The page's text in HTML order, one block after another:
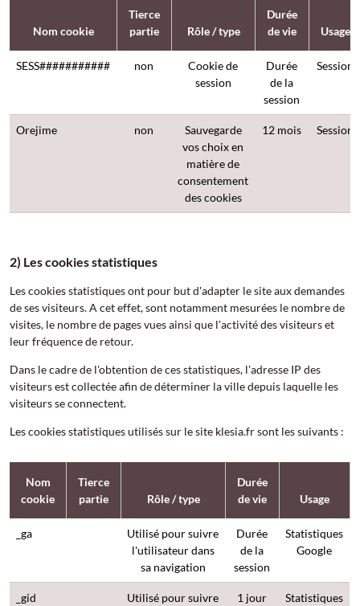
Nom cookie
Tierce
partie
Rôle / type
Durée
de vie
Usage
SESS########### non
Cookie de
session
Durée
de la
session
Session
Orejime non
Sauvegarde
vos choix en
matière de
consentement
des cookies
12 mois Session
2) Les cookies statistiques
Les cookies statistiques ont pour but d'adapter le site aux demandes
de ses visiteurs. A cet effet, sont notamment mesurées le nombre de
visites, le nombre de pages vues ainsi que l'activité des visiteurs et
leur fréquence de retour.
Dans le cadre de l'obtention de ces statistiques, l'adresse IP des
visiteurs est collectée afin de déterminer la ville depuis laquelle les
visiteurs se connectent.
Les cookies statistiques utilisés sur le site klesia.fr sont les suivants :
Nom
cookie
Tierce
partie
Rôle / type
Durée
de vie
Usage
_ga
Utilisé pour suivre
l'utilisateur dans
sa navigation
Durée
de la
session
Statistiques
Google
_gid
Utilisé pour suivre
1 jour
Statistiques